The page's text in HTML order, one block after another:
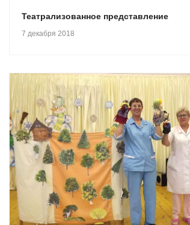
Театрализованное представление
7 декабря 2018